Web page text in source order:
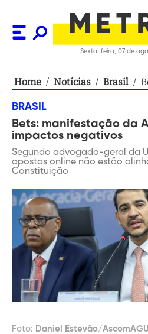
Sexta-feira, 07 de
Home / Notícias / Brasil /
BRASIL
Bets: manifestação da
impactos negativos
Segundo advogado-geral da
apostas online não estão
Constituição
Foto: Daniel Estevão/AscomAGU